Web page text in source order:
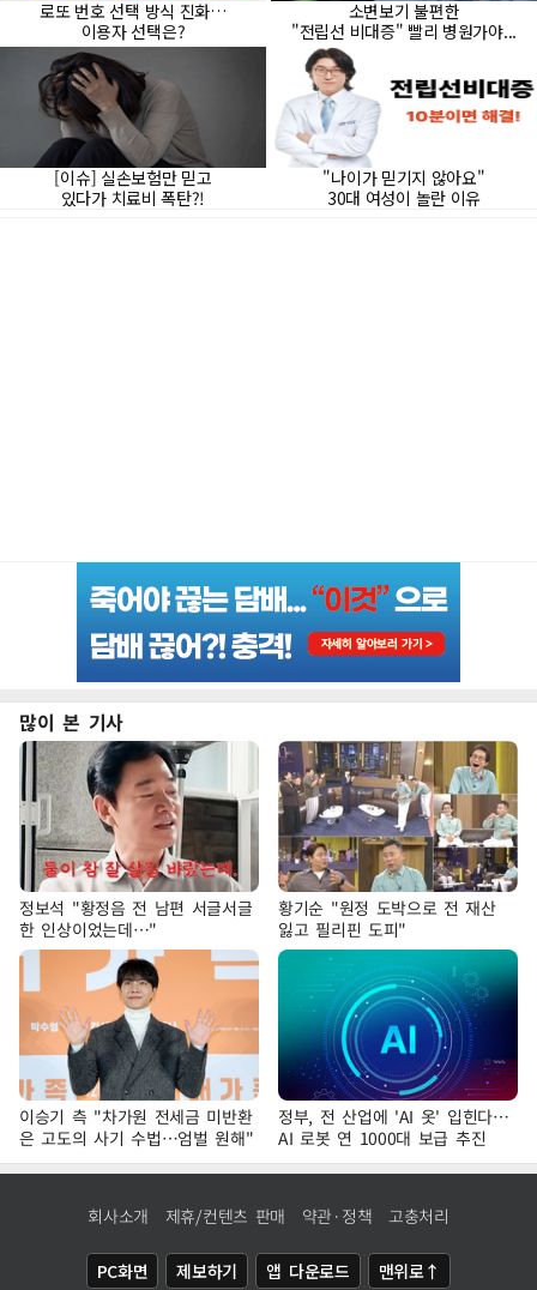
많이 본 기사
정보석 "황정음 전 남편 서글서글
한 인상이었는데…"
황기순 "원정 도박으로 전 재산
잃고 필리핀 도피"
이승기 측 "차가원 전세금 미반환
은 고도의 사기 수법…엄벌 원해"
정부, 전 산업에 'AI 옷' 입힌다…
AI 로봇 연 1000대 보급 추진
회사소개 제휴/컨텐츠 판매 약관·정책 고충처리
PC화면 제보하기 앱 다운로드 맨위로↑